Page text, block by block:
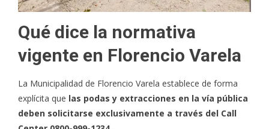
Qué dice la normativa
vigente en Florencio Varela
La Municipalidad de Florencio Varela establece de forma
explícita que las podas y extracciones en la vía pública
deben solicitarse exclusivamente a través del Call